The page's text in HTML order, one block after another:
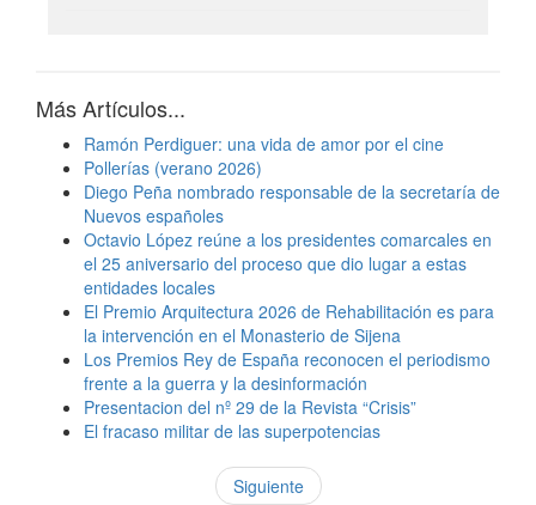
Más Artículos...
Ramón Perdiguer: una vida de amor por el cine
Pollerías (verano 2026)
Diego Peña nombrado responsable de la secretaría de
Nuevos españoles
Octavio López reúne a los presidentes comarcales en
el 25 aniversario del proceso que dio lugar a estas
entidades locales
El Premio Arquitectura 2026 de Rehabilitación es para
la intervención en el Monasterio de Sijena
Los Premios Rey de España reconocen el periodismo
frente a la guerra y la desinformación
Presentacion del nº 29 de la Revista “Crisis”
El fracaso militar de las superpotencias
Siguiente